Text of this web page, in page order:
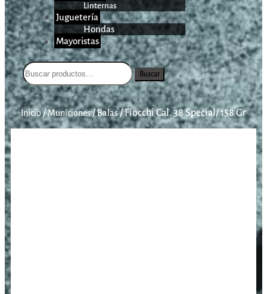
Linternas
Juguetería
Hondas
Mayoristas
Buscar
Inicio/Municiones/Balas/Fiocchi Cal. 38 Special/ 158 Gr